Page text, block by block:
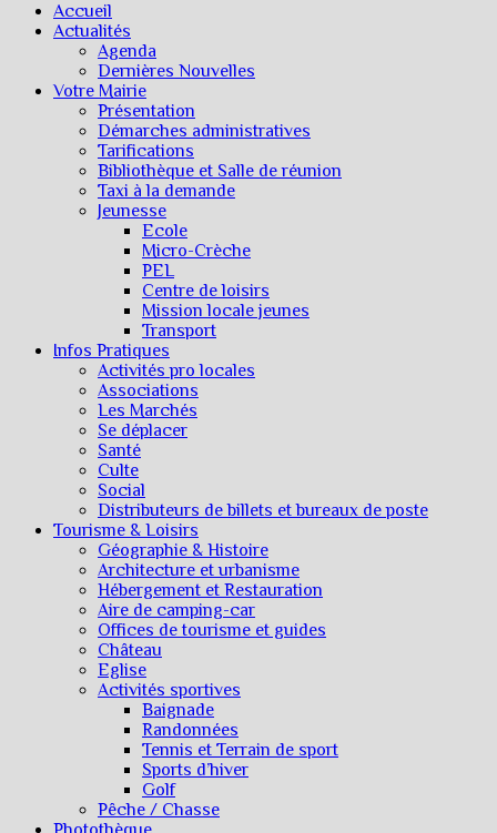
Accueil
Actualités
Agenda
Dernières Nouvelles
Votre Mairie
Présentation
Démarches administratives
Tarifications
Bibliothèque et Salle de réunion
Taxi à la demande
Jeunesse
Ecole
Micro-Crèche
PEL
Centre de loisirs
Mission locale jeunes
Transport
Infos Pratiques
Activités pro locales
Associations
Les Marchés
Se déplacer
Santé
Culte
Social
Distributeurs de billets et bureaux de poste
Tourisme & Loisirs
Géographie & Histoire
Architecture et urbanisme
Hébergement et Restauration
Aire de camping-car
Offices de tourisme et guides
Château
Eglise
Activités sportives
Baignade
Randonnées
Tennis et Terrain de sport
Sports d’hiver
Golf
Pêche / Chasse